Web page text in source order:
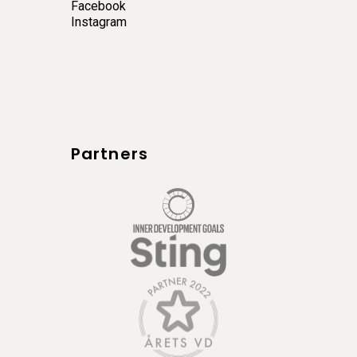
Facebook
Instagram
Partners